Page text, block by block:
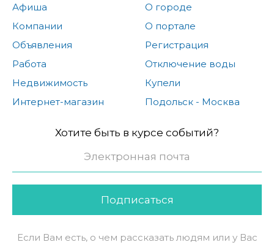
Афиша
Компании
Объявления
Работа
Недвижимость
Интернет-магазин
О городе
О портале
Регистрация
Отключение воды
Купели
Подольск - Москва
Хотите быть в курсе событий?
Подписаться
Если Вам есть, о чем рассказать людям или у Вас